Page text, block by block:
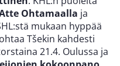
Ohtamaalla ja
mukaan hyppää
Tšekin kahdesti
21.4. Oulussa ja